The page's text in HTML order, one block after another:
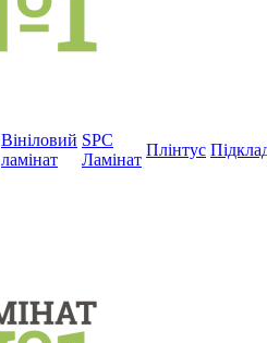
Вініловий
ламінат
SPC
Ламінат
Плінтус